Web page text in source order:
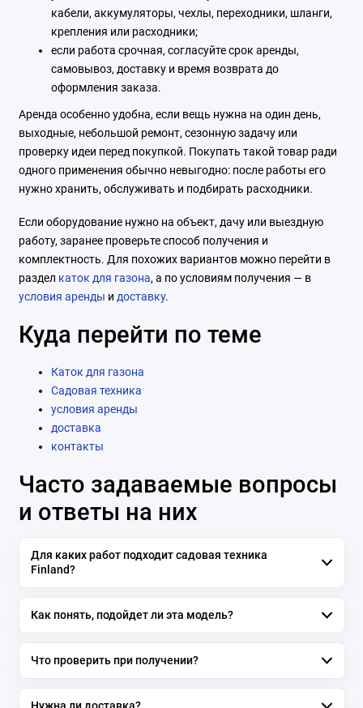
кабели, аккумуляторы, чехлы, переходники, шланги,
крепления или расходники;
если работа срочная, согласуйте срок аренды,
самовывоз, доставку и время возврата до
оформления заказа.
Аренда особенно удобна, если вещь нужна на один день,
выходные, небольшой ремонт, сезонную задачу или
проверку идеи перед покупкой. Покупать такой товар ради
одного применения обычно невыгодно: после работы его
нужно хранить, обслуживать и подбирать расходники.
Если оборудование нужно на объект, дачу или выездную
работу, заранее проверьте способ получения и
комплектность. Для похожих вариантов можно перейти в
раздел каток для газона, а по условиям получения — в
условия аренды и доставку.
Куда перейти по теме
Каток для газона
Садовая техника
условия аренды
доставка
контакты
Часто задаваемые вопросы
и ответы на них
Для каких работ подходит садовая техника
Finland?
Как понять, подойдет ли эта модель?
Что проверить при получении?